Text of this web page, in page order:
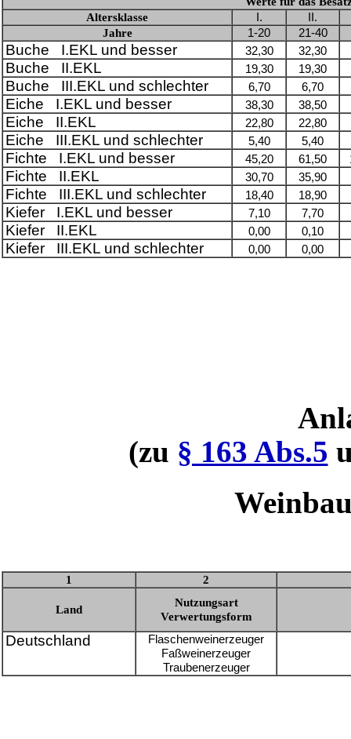
Altersklasse
I.
II.
Jahre
1-20 21-40
Buche I.EKL und besser 32,30 32,30
Buche II.EKL 19,30 19,30
Buche III.EKL und schlechter 6,70 6,70
Eiche I.EKL und besser 38,30 38,50
Eiche II.EKL 22,80 22,80
Eiche III.EKL und schlechter 5,40 5,40
Fichte I.EKL und besser 45,20 61,50
Fichte II.EKL 30,70 35,90
Fichte III.EKL und schlechter 18,40 18,90
Kiefer I.EKL und besser 7,10 7,70
Kiefer II.EKL 0,00 0,10
Kiefer III.EKL und schlechter 0,00 0,00
(zu § 163 Abs.5
1 2
Land
Nutzungsart
Verwertungsform
Deutschland
Flaschenweinerzeuger
Faßweinerzeuger
Traubenerzeuger